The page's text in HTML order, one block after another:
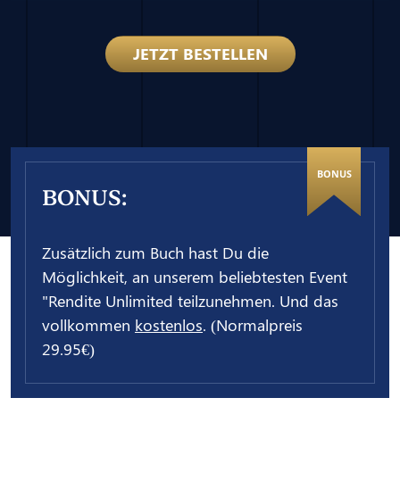
JETZT BESTELLEN
BONUS:
Zusätzlich zum Buch hast Du die
Möglichkeit, an unserem beliebtesten Event
"Rendite Unlimited teilzunehmen. Und das
vollkommen kostenlos. (Normalpreis
29.95€)